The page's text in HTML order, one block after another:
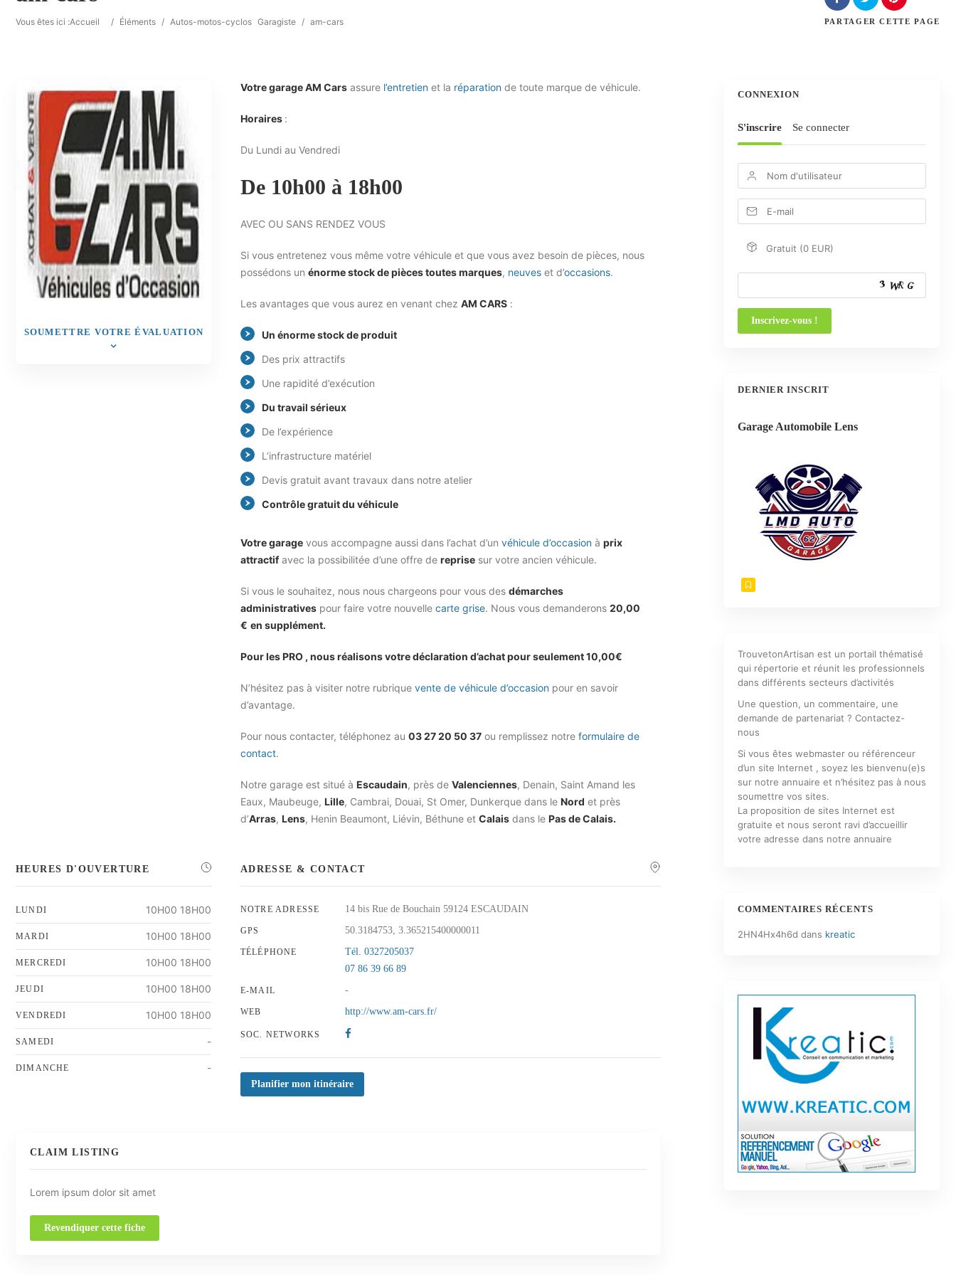
Vous êtes ici :Accueil / Éléments / Autos-motos-cyclos Garagiste / am-cars PARTAGER CETTE PAGE
SOUMETTRE VOTRE ÉVALUATION
Votre garage AM Carsassure l’entretienet la réparationde toute marque de véhicule.
Horaires :
Du Lundi au Vendredi
De 10h00 à 18h00
AVEC OU SANS RENDEZ VOUS
Si vous entretenez vous même votre véhicule et que vous avez besoin de pièces, nous
possédons un énorme stock de pièces toutes marques, neuveset d’occasions.
Les avantages que vous aurez en venant chez AM CARS:
Un énorme stock de produit
Des prix attractifs
Une rapidité d’exécution
Du travail sérieux
De l’expérience
L’infrastructure matériel
Devis gratuit avant travaux dans notre atelier
Contrôle gratuit du véhicule
Votre garagevous accompagne aussi dans l’achat d’un véhicule d’occasionà prix
attractifavec la possibilitée d’une offre de reprisesur votre ancien véhicule.
Si vous le souhaitez, nous nous chargeons pour vous des démarches
administrativespour faire votre nouvelle carte grise. Nous vous demanderons 20,00
€ en supplément.
Pour les PRO , nous réalisons votre déclaration d’achat pour seulement 10,00€
N’hésitez pas à visiter notre rubrique vente de véhicule d’occasionpour en savoir
d’avantage.
Pour nous contacter, téléphonez au 03 27 20 50 37ou remplissez notre formulaire de
contact.
Notre garage est situé à Escaudain, près de Valenciennes, Denain, Saint Amand les
Eaux, Maubeuge, Lille, Cambrai, Douai, St Omer, Dunkerque dans le Nord et près
d’Arras, Lens, Henin Beaumont, Liévin, Béthune et Calaisdans le Pas de Calais.
HEURES D'OUVERTURE
LUNDI 10H00 18H00
MARDI 10H00 18H00
MERCREDI 10H00 18H00
JEUDI 10H00 18H00
VENDREDI 10H00 18H00
SAMEDI -
DIMANCHE -
ADRESSE & CONTACT
NOTRE ADRESSE 14 bis Rue de Bouchain 59124 ESCAUDAIN
GPS 50.3184753, 3.365215400000011
TÉLÉPHONE
Tél. 0327205037
07 86 39 66 89
E-MAIL -
WEB http://www.am-cars.fr/
SOC. NETWORKS
Planifier mon itinéraire
CLAIM LISTING
Lorem ipsum dolor sit amet
Revendiquer cette fiche
CONNEXION
S'inscrire Se connecter
Gratuit (0 EUR)
DERNIER INSCRIT
Garage Automobile Lens
TrouvetonArtisan est un portail thématisé
qui répertorie et réunit les professionnels
dans différents secteurs d’activités
Une question, un commentaire, une
demande de partenariat ? Contactez-
nous
Si vous êtes webmaster ou référenceur
d’un site Internet , soyez les bienvenu(e)s
sur notre annuaire et n’hésitez pas à nous
soumettre vos sites.
La proposition de sites Internet est
gratuite et nous seront ravi d’accueillir
votre adresse dans notre annuaire
COMMENTAIRES RÉCENTS
2HN4Hx4h6d dans kreatic